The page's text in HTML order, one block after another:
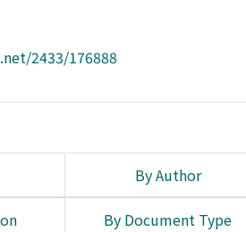
2433/176888
By Author
By Document Type